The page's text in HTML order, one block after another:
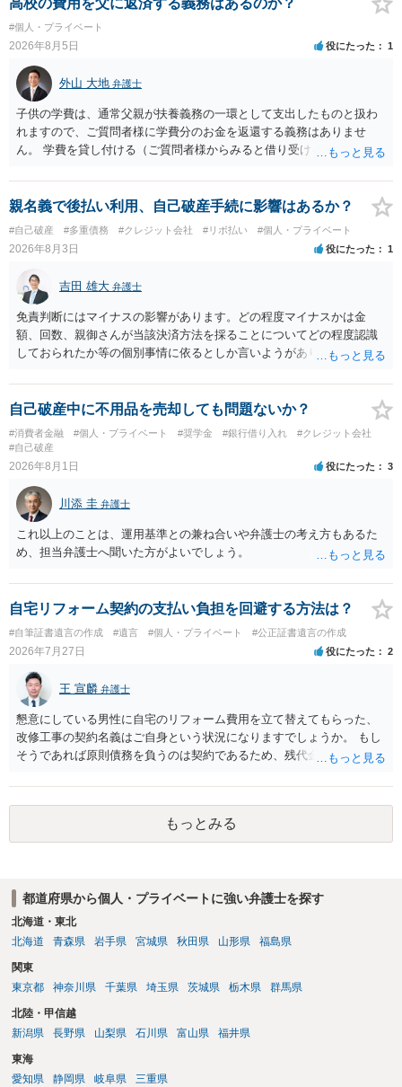
容を述べた場合は、捜査はあるかもしれません。 ただし、捜査におい
て、真実を説明すれば、「ちゃんと返しなさいよ」程度の注意で済む
ことだと思われます。 また、返せるお金が無いのであれば、返せない
のは致し方ありません。真摯に分割して支払うことを相手に告げてい
くのみでしょう。 以上、ご参考まで。
#個人・プライベート
2026年8月5日 役にたった 1
外山 大地 弁護士
子供の学費は、通常父親が扶養義務の一環として支出したものと扱わ
れますので、ご質問者様に学費分のお金を返還する義務はありませ
ん。 学費を貸し付ける（ご質問者様からみると借り受ける）といった
ょう。
親名義で後払い利用、自己破産手続に影響はあるか？
#自己破産 #多重債務 #クレジット会社 #リボ払い #個人・プライベート
2026年8月3日 役にたった 1
吉田 雄大 弁護士
免責判断にはマイナスの影響があります。どの程度マイナスかは金
額、回数、親御さんが当該決済方法を採ることについてどの程度認識
しておられたか等の個別事情に依るとしか言いようがありません。 と
なって相談し、善後策を考えることをお勧めします。
自己破産中に不用品を売却しても問題ないか？
#消費者金融 #個人・プライベート #奨学金 #銀行借り入れ
#クレジット会社
#自己破産
2026年8月1日 役にたった 3
川添 圭 弁護士
これ以上のことは、運用基準との兼ね合いや弁護士の考え方もあるた
め、担当弁護士へ聞いた方がよいでしょう。
自宅リフォーム契約の支払い負担を回避する方法は？
#自筆証書遺言の作成 #遺言 #個人・プライベート #公正証書遺言の作成
2026年7月27日 役にたった 2
王 宣麟 弁護士
懇意にしている男性に自宅のリフォーム費用を立て替えてもらった、
改修工事の契約名義はご自身という状況になりますでしょうか。 もし
そうであれば原則債務を負うのは契約であるため、残代金を捻出して
ます。 入籍した場合でも、原則契約者が単独で全ての債務を負うこと
には変わりがありません。 なかなか対応に難しい案件であり、公開の
場でアドバイスを行うのも限界があるように思われますので、資料等
を持参のうえ個別に弁護士に相談されることをお勧めします。
もっとみる
都道府県から個人・プライベートに強い弁護士を探す
北海道・東北
北海道
青森県 岩手県 宮城県 秋田県 山形県 福島県
関東
東京都
神奈川県 千葉県 埼玉県 茨城県 栃木県 群馬県
北陸・甲信越
新潟県
長野県 山梨県 石川県 富山県 福井県
東海
愛知県
静岡県 岐阜県 三重県